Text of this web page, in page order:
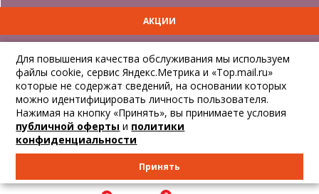
АКЦИИ
ОПЛАТА
ОТСЛЕДИТЬ ЗАКАЗ
Для повышения качества обслуживания мы используем
файлы cookie, сервис Яндекс.Метрика и «Top.mail.ru»
которые не содержат сведений, на основании которых
можно идентифицировать личность пользователя.
Нажимая на кнопку «Принять», вы принимаете условия
публичной оферты и политики
конфиденциальности
Принять